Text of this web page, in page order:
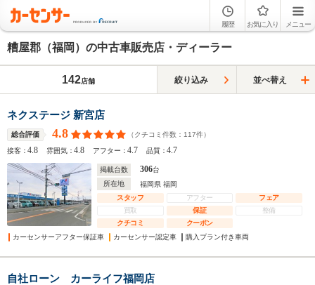
履歴 お気に入り メニュー
糟屋郡（福岡）の中古車販売店・ディーラー
142店舗 絞り込み 並べ替え
ネクステージ 新宮店
総合評価 4.8 （クチコミ件数： 117件）
接客：4.8 雰囲気：4.8 アフター：4.7 品質：4.7
掲載台数 306台
所在地
福岡県 福岡
スタッフ
アフター
フェア
買取
保証
整備
クチコミ
クーポン
カーセンサーアフター保証車
カーセンサー認定車 購入プラン付き車両
自社ローン カーライフ福岡店